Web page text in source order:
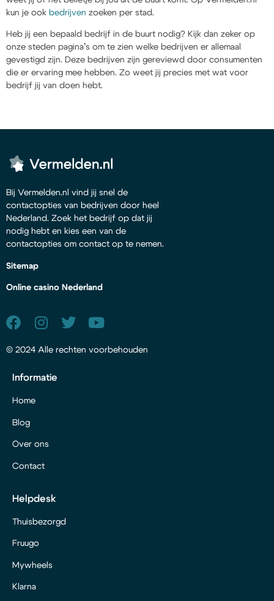
kun je ook bedrijven zoeken per stad.
Heb jij een bepaald bedrijf in de buurt nodig? Kijk dan zeker op
onze steden pagina’s om te zien welke bedrijven er allemaal
gevestigd zijn. Deze bedrijven zijn gereviewd door consumenten
die er ervaring mee hebben. Zo weet jij precies met wat voor
bedrijf jij van doen hebt.
Bij Vermelden.nl vind jij snel de
contactopties van bedrijven door heel
Nederland. Zoek het bedrijf op dat jij
nodig hebt en kies een van de
contactopties om contact op te nemen.
Sitemap
Online casino Nederland
© 2024 Alle rechten voorbehouden
Informatie
Home
Blog
Over ons
Contact
Helpdesk
Thuisbezorgd
Fruugo
Mywheels
Klarna